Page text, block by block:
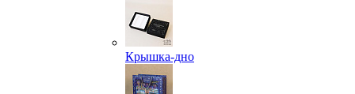
Крышка-дно